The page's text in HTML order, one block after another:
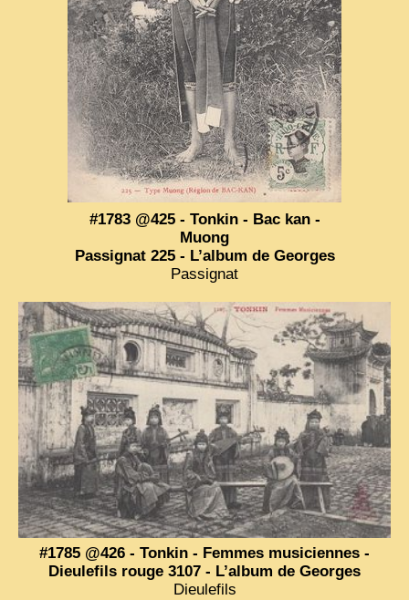
#1783 @425 - Tonkin - Bac kan -
Muong
Passignat 225 - L’album de Georges
Passignat
#1785 @426 - Tonkin - Femmes musiciennes -
Dieulefils rouge 3107 - L’album de Georges
Dieulefils